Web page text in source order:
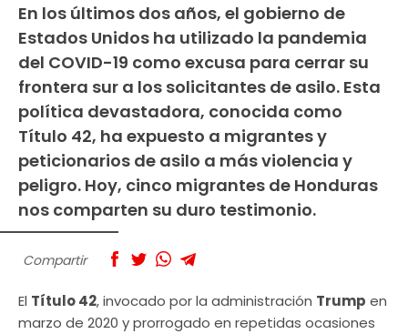
En los últimos dos años, el gobierno de
Estados Unidos ha utilizado la pandemia
del COVID-19 como excusa para cerrar su
frontera sur a los solicitantes de asilo. Esta
política devastadora, conocida como
Título 42, ha expuesto a migrantes y
peticionarios de asilo a más violencia y
peligro. Hoy, cinco migrantes de Honduras
nos comparten su duro testimonio.
Compartir
El Título 42, invocado por la administración Trump en
marzo de 2020 y prorrogado en repetidas ocasiones